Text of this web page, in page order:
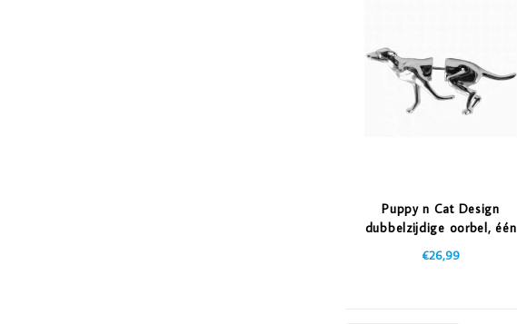
Puppy n Cat Design
dubbelzijdige oorbel, één
stuk
€26,99